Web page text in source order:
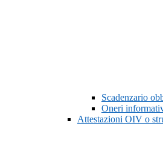
Scadenzario
Oneri
Attestazioni OIV o